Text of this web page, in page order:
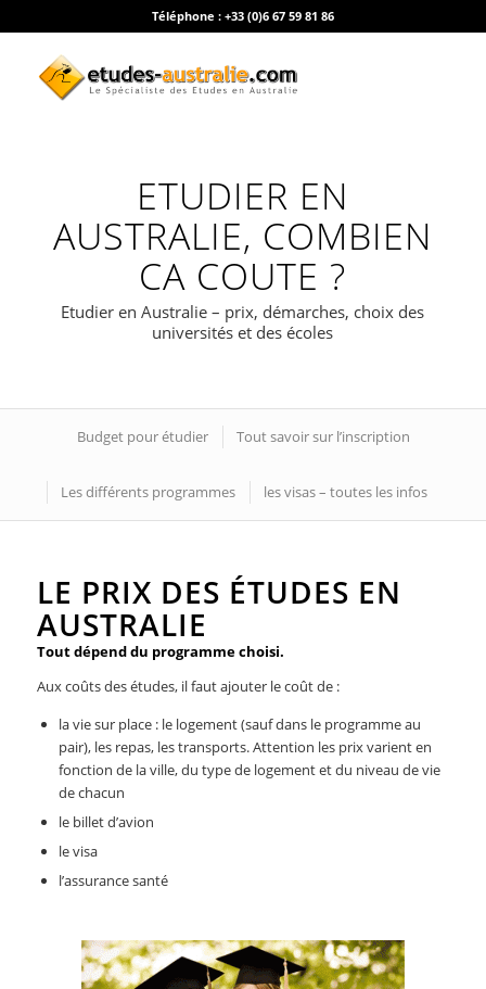
Téléphone : +33 (0)6 67 59 81 86
ETUDIER EN
AUSTRALIE, COMBIEN
CA COUTE ?
Etudier en Australie – prix, démarches, choix des
universités et des écoles
Budget pour étudier Tout savoir sur l’inscription
Les différents programmes les visas – toutes les infos
LE PRIX DES ÉTUDES EN
AUSTRALIE
Tout dépend du programme choisi.
Aux coûts des études, il faut ajouter le coût de :
la vie sur place : le logement (sauf dans le programme au
pair), les repas, les transports. Attention les prix varient en
fonction de la ville, du type de logement et du niveau de vie
de chacun
le billet d’avion
le visa
l’assurance santé